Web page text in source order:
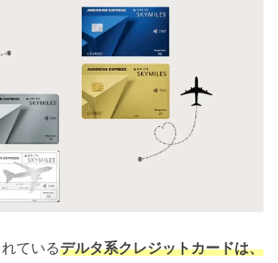
ているデルタ系クレジットカードは、